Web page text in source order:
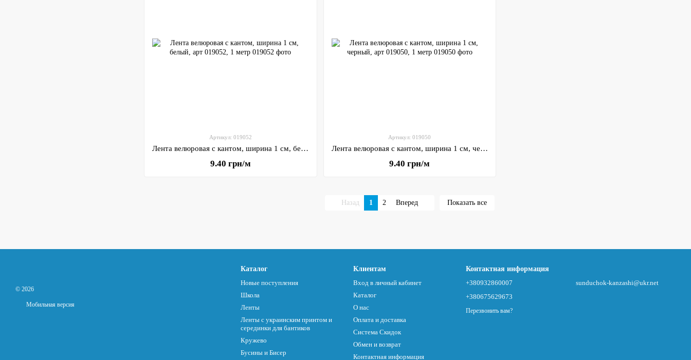
Артикул: 019052
Лента велюровая с кантом, ширина 1 см, белый, арт 019052, 1 метр
9.40 грн/м
Артикул: 019050
Лента велюровая с кантом, ширина 1 см, черный, арт 019050, 1 метр
9.40 грн/м
Назад 1 2 Вперед Показать все
© 2026
Мобильная версия
Каталог
Новые поступления
Школа
Ленты
Ленты с украинским принтом и
серединки для бантиков
Кружево
Бусины и Бисер
Клиентам
Вход в личный кабинет
Каталог
О нас
Оплата и доставка
Система Скидок
Обмен и возврат
Контактная информация
Контактная информация
+380932860007
+380675629673
Перезвонить вам?
sunduchok-kanzashi@ukr.net